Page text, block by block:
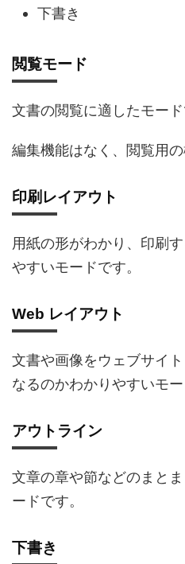
下書き
閲覧モード
文書の閲覧に適したモード
編集機能はなく、閲覧用の
印刷レイアウト
用紙の形がわかり、印刷
やすいモードです。
Web レイアウト
文書や画像をウェブサイ
なるのかわかりやすいモー
アウトライン
文章の章や節などのまと
ードです。
下書き